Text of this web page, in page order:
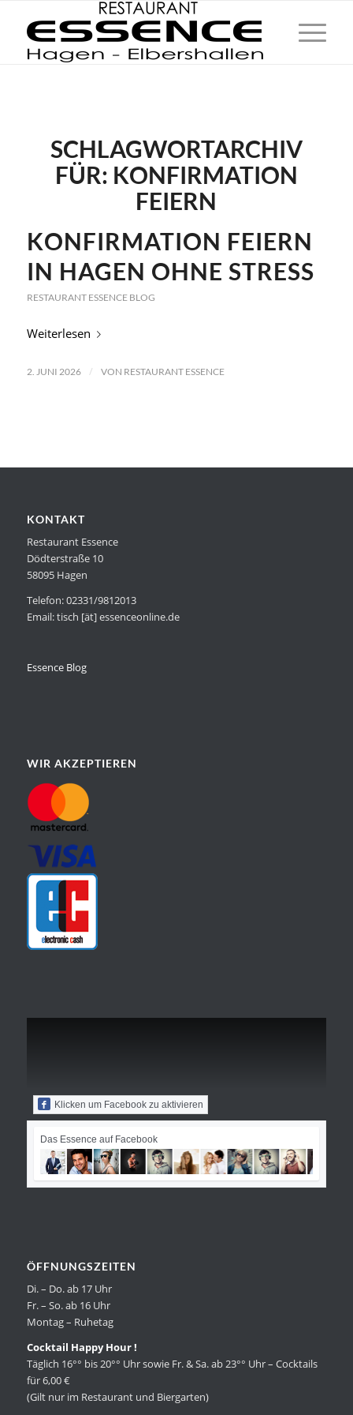
SCHLAGWORTARCHIV
FÜR: KONFIRMATION
FEIERN
KONFIRMATION FEIERN
IN HAGEN OHNE STRESS
RESTAURANT ESSENCE BLOG
Weiterlesen
2. JUNI 2026 / VON RESTAURANT ESSENCE
KONTAKT
Restaurant Essence
Dödterstraße 10
58095 Hagen
Telefon: 02331/9812013
Email: tisch [ät] essenceonline.de
Essence Blog
WIR AKZEPTIEREN
Klicken um Facebook zu aktivieren
Das Essence auf Facebook
ÖFFNUNGSZEITEN
Di. – Do. ab 17 Uhr
Fr. – So. ab 16 Uhr
Montag – Ruhetag
Cocktail Happy Hour !
Täglich 16°° bis 20°° Uhr sowie Fr. & Sa. ab 23°° Uhr – Cocktails
für 6,00 €
(Gilt nur im Restaurant und Biergarten)